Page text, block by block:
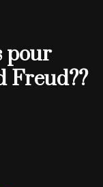
pour
Freud??